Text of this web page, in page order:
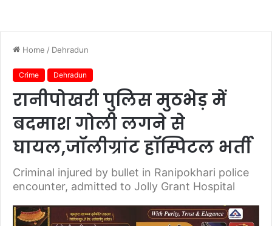
Home / Dehradun
Crime Dehradun
रानीपोखरी पुलिस मुठभेड़ में
बदमाश गोली लगने से
घायल,जॉलीग्रांट हॉस्पिटल भर्ती
Criminal injured by bullet in Ranipokhari police
encounter, admitted to Jolly Grant Hospital